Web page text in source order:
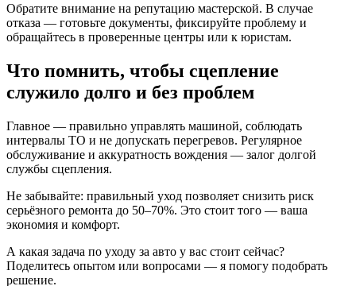
Обратите внимание на репутацию мастерской. В случае
отказа — готовьте документы, фиксируйте проблему и
обращайтесь в проверенные центры или к юристам.
Что помнить, чтобы сцепление
служило долго и без проблем
Главное — правильно управлять машиной, соблюдать
интервалы ТО и не допускать перегревов. Регулярное
обслуживание и аккуратность вождения — залог долгой
службы сцепления.
Не забывайте: правильный уход позволяет снизить риск
серьёзного ремонта до 50–70%. Это стоит того — ваша
экономия и комфорт.
А какая задача по уходу за авто у вас стоит сейчас?
Поделитесь опытом или вопросами — я помогу подобрать
решение.